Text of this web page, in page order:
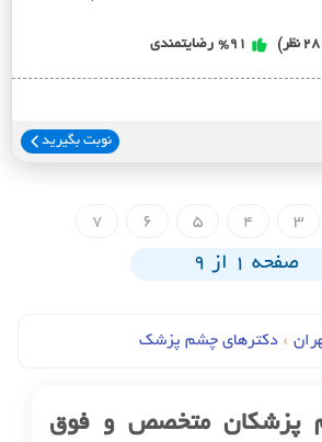
%91 رضایتمندی
نوبت بگیرید
3
4
5
6
7
صفحه 1 از 9
› دکترهای چشم پزشک
پزشکان متخصص و فوق